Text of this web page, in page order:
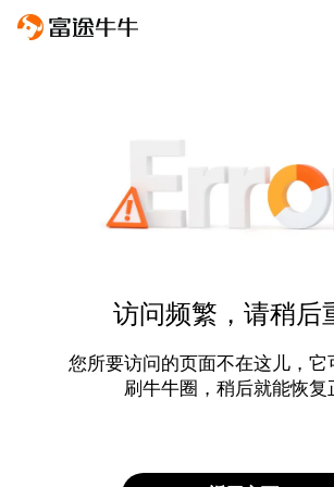
访问频繁，请稍后
您所要访问的页面不在这儿，它
刷牛牛圈，稍后就能恢复